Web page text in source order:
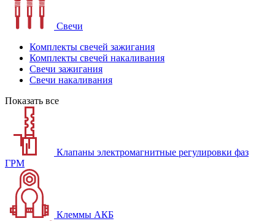
Свечи
Комплекты свечей зажигания
Комплекты свечей накаливания
Свечи зажигания
Свечи накаливания
Показать все
Клапаны электромагнитные регулировки фаз
ГРМ
Клеммы АКБ